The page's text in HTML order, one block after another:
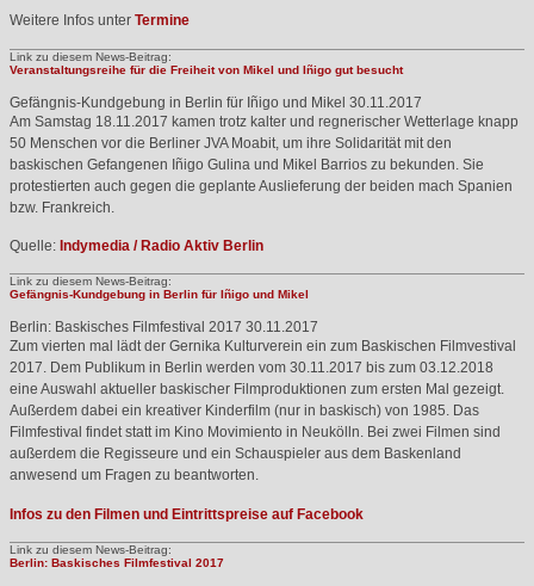
Weitere Infos unterTermine
Link zu diesem News-Beitrag:
Veranstaltungsreihe für die Freiheit von Mikel und Iñigo gut besucht
Gefängnis-Kundgebung in Berlin für Iñigo und Mikel 30.11.2017
Am Samstag 18.11.2017 kamen trotz kalter und regnerischer Wetterlage knapp
50 Menschen vor die BerlinerJVAMoabit, um ihre Solidarität mit den
baskischen Gefangenen Iñigo Gulina und Mikel Barrios zu bekunden. Sie
protestierten auch gegen die geplante Auslieferung der beiden mach Spanien
bzw. Frankreich.
Quelle: Indymedia / Radio Aktiv Berlin
Link zu diesem News-Beitrag:
Gefängnis-Kundgebung in Berlin für Iñigo und Mikel
Berlin: Baskisches Filmfestival 2017 30.11.2017
Zum vierten mal lädt der Gernika Kulturverein ein zum Baskischen Filmvestival
2017. Dem Publikum in Berlin werden vom 30.11.2017 bis zum 03.12.2018
eine Auswahl aktueller baskischer Filmproduktionen zum ersten Mal gezeigt.
Außerdem dabei ein kreativer Kinderfilm (nur in baskisch) von 1985. Das
Filmfestival findet statt im Kino Movimiento in Neukölln. Bei zwei Filmen sind
außerdem die Regisseure und ein Schauspieler aus dem Baskenland
anwesend um Fragen zu beantworten.
Infos zu den Filmen und Eintrittspreise auf Facebook
Link zu diesem News-Beitrag:
Berlin: Baskisches Filmfestival 2017